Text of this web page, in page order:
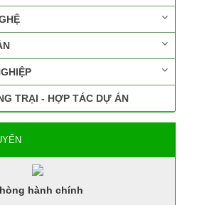
TRẠI - HỢP TÁC DỰ ÁN
hành chính